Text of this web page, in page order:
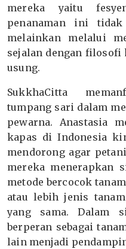
mereka yaitu
penanaman ini tidak
melainkan melalui
sejalan dengan filosofi
usung.
SukkhaCitta
tumpang sari dalam
pewarna. Anastasia
kapas di Indonesia
mendorong agar
mereka menerapkan
metode bercocok
atau lebih jenis
yang sama. Dalam
berperan sebagai
lain menjadi